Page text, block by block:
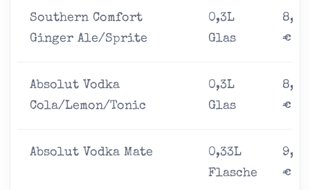
Southern Comfort
Ginger Ale/Sprite
0,3L
Glas
8,00
€
Absolut Vodka
Cola/Lemon/Tonic
0,3L
Glas
8,00
€
Absolut Vodka Mate
0,33L
Flasche
9,00
€